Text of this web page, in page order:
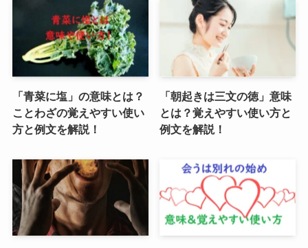
「青菜に塩」の意味とは？
ことわざの覚えやすい使い
方と例文を解説！
「朝起きは三文の徳」意味
とは？覚えやすい使い方と
例文を解説！